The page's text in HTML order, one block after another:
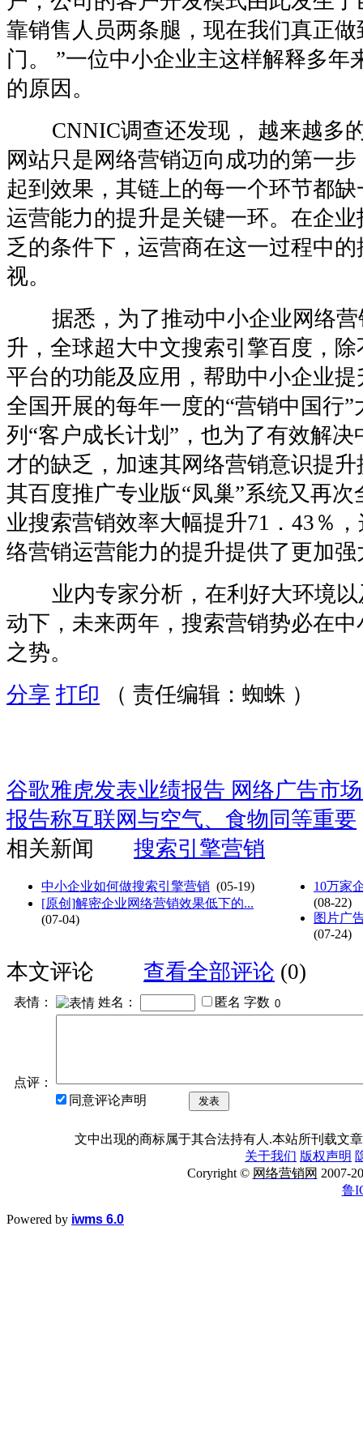
靠销售人员两条腿，现在我们真正
门。 ”一位中小企业主这样解释多年
的原因。
CNNIC调查还发现， 越来越多
网站只是网络营销迈向成功的第一
起到效果，其链上的每一个环节都
运营能力的提升是关键一环。在企
乏的条件下，运营商在这一过程中
视。
据悉，为了推动中小企业网络营
升，全球超大中文搜索引擎百度，
平台的功能及应用，帮助中小企业
全国开展的每年一度的“营销中国行
列“客户成长计划”，也为了有效解
才的缺乏，加速其网络营销意识提
其百度推广专业版“凤巢”系统又再
业搜索营销效率大幅提升71．43％
络营销运营能力的提升提供了更加强
业内专家分析，在利好大环境以
动下，未来两年，搜索营销势必在
之势。
分享 打印 （ 责任编辑：蜘蛛 ）
谷歌雅虎发表业绩报告 网络广告市
报告称互联网与空气、食物同等重要
相关新闻
搜索引擎营销
中小企业如何做搜索引擎营销 (05-19)
[原创]解密企业网络营销效果低下的...
(07-04)
10万家
(08-22)
图片广
(07-24)
本文评论 查看全部评论 (0)
表情： 姓名： 匿名 字数
点评：
同意评论声明
发表
文中出现的商标属于其合法持有人.本站所刊载文
关于我们 版权声明
Coryright © 网络营销网 2007-
鲁
Powered by iwms 6.0